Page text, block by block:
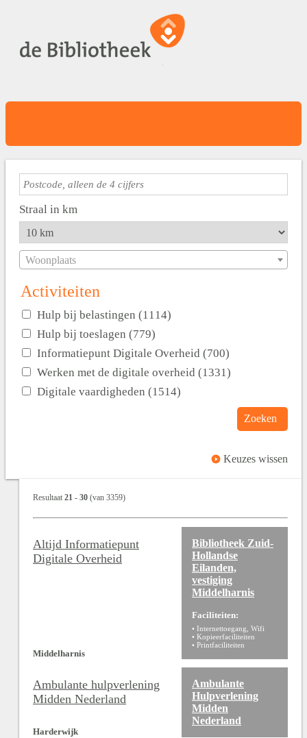
Straal in km
Woonplaats
Activiteiten
Hulp bij belastingen (1114)
Hulp bij toeslagen (779)
Informatiepunt Digitale Overheid (700)
Werken met de digitale overheid (1331)
Digitale vaardigheden (1514)
Zoeken
Keuzes wissen
Resultaat 21 - 30 (van 3359)
Altijd Informatiepunt
Digitale Overheid
Middelharnis
Bibliotheek Zuid-
Hollandse
Eilanden,
vestiging
Middelharnis
Faciliteiten:
• Internettoegang, Wifi
• Kopieerfaciliteiten
• Printfaciliteiten
Ambulante hulpverlening
Midden Nederland
Harderwijk
Ambulante
Hulpverlening
Midden
Nederland